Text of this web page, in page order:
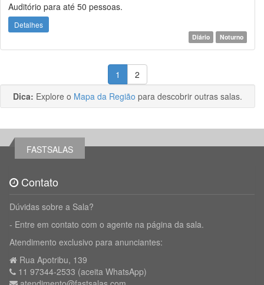
Auditório para até 50 pessoas.
Detalhes
Diário Noturno
1
2
Dica: Explore o Mapa da Região para descobrir outras salas.
FASTSALAS
Contato
Dúvidas sobre a Sala?
- Entre em contato com o agente na página da sala.
Atendimento exclusivo para anunciantes:
Rua Apotribu, 139
11 97344-2533 (aceita WhatsApp)